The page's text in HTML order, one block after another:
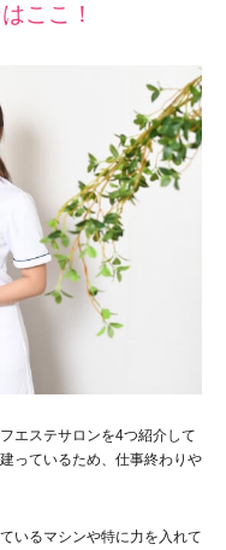
ここ！
エステサロンを4つ紹介して
っているため、仕事終わりや
いるマシンや特に力を入れて